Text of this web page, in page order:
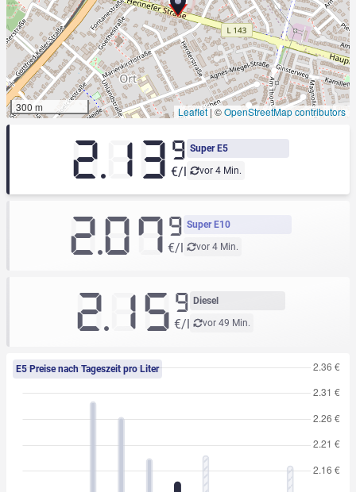
300 m Leaflet|©OpenStreetMap contributors
Super E5
vor 4 Min.
2.13 9
€/l
Super E10
vor 4 Min.
2.079
€/l
Diesel
vor 49 Min.
2.159
€/l
E5 Preise nach Tageszeit pro Liter